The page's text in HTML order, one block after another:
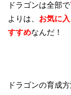
ドラゴンは全部で
よりは、 お気に
すすめなんだ！
ドラゴンの育成